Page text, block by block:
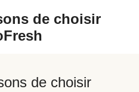
de choisir
de choisir